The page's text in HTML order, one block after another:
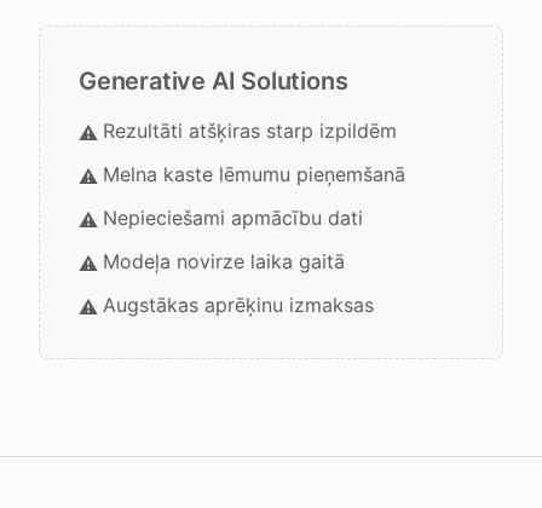
Generative AI Solutions
⚠️ Rezultāti atšķiras starp izpildēm
⚠️ Melna kaste lēmumu pieņemšanā
⚠️ Nepieciešami apmācību dati
⚠️ Modeļa novirze laika gaitā
⚠️ Augstākas aprēķinu izmaksas